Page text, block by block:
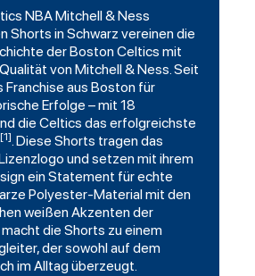
NBA Mitchell & Ness
Shorts in Schwarz vereinen die
der Boston Celtics mit
von Mitchell & Ness. Seit
aus Boston für
Erfolge – mit 18
die Celtics das erfolgreichste
[1]. Diese Shorts tragen das
und setzen mit ihrem
ein Statement für echte
Polyester-Material mit den
weißen Akzenten der
die Shorts zu einem
der sowohl auf dem
im Alltag überzeugt.